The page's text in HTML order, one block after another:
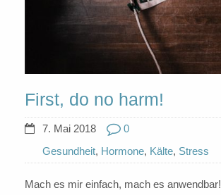
First, do no harm!
7. Mai 2018
0
Gesundheit, Hormone, Kälte, Stress
Mach es mir einfach, mach es anwendbar!